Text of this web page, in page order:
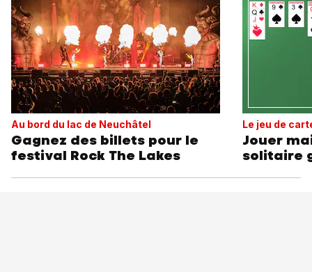
Au bord du lac de Neuchâtel
Gagnez des billets pour le
festival Rock The Lakes
Le jeu de
Jouer
solitaire